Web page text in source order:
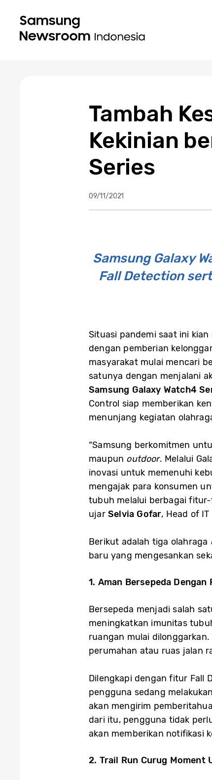
Tambah
Kekinian
Series
09/11/2021
Samsung Galaxy
Fall Detection
Situasi pandemi saat ini
dengan pemberian
masyarakat mulai mencari
satunya dengan menjalani
Samsung Galaxy Watch4
Control siap memberikan
menunjang kegiatan
“Samsung berkomitmen
maupun outdoor. Melalui
inovasi untuk memenuhi
mengajak para konsumen
tubuh melalui berbagai fitur-
ujar Selvia Gofar, Head of
Berikut adalah tiga olahraga
baru yang mengesankan
1. Aman Bersepeda
Bersepeda menjadi salah
meningkatkan imunitas
ruangan mulai
perumahan atau ruas jalan
Dilengkapi dengan fitur Fall
pengguna sedang
akan mengirim
dari itu, pengguna tidak
akan memberikan notifikasi
2. Trail Run Curug Moment